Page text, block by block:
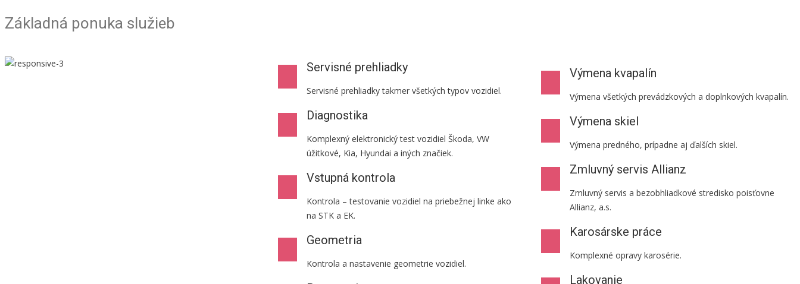
Základná ponuka služieb
Servisné prehliadky
Servisné prehliadky takmer všetkých typov vozidiel.
Diagnostika
Komplexný elektronický test vozidiel Škoda, VW
úžitkové, Kia, Hyundai a iných značiek.
Vstupná kontrola
Kontrola – testovanie vozidiel na priebežnej linke ako
na STK a EK.
Geometria
Kontrola a nastavenie geometrie vozidiel.
Výmena kvapalín
Výmena všetkých prevádzkových a doplnkových kvapalín.
Výmena skiel
Výmena predného, prípadne aj ďalších skiel.
Zmluvný servis Allianz
Zmluvný servis a bezobhliadkové stredisko poisťovne
Allianz, a.s.
Karosárske práce
Komplexné opravy karosérie.
Lakovanie